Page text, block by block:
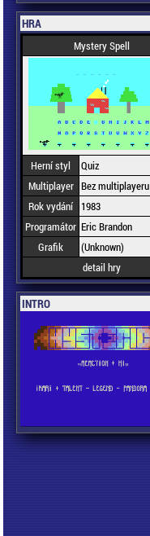
HRA
Mystery Spell
Herní styl
Quiz
Multiplayer Bez multiplayeru
Rok vydání
1983
Programátor Eric Brandon
Grafik
(Unknown)
detail hry
INTRO